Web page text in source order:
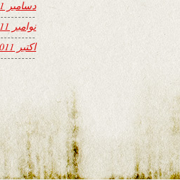
دسامبر 2011
نوامبر 2011
اکتبر 2011